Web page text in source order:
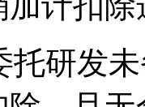
研发未